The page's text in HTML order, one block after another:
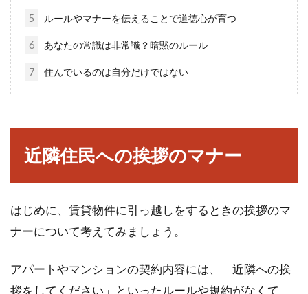
アパートに住んでいると、水漏れトラブルに遭
うケースも珍しくありません。帰宅して部屋が
ー設置はどうすれば良い？
入居者も「ネ...
エアコンでは非効率！部屋の熱気は
5 ルールやマナーを伝えることで道徳心が育つ
6 あなたの常識は非常識？暗黙のルール
7 住んでいるのは自分だけではない
近隣住民への挨拶のマナー
はじめに、賃貸物件に引っ越しをするときの挨拶のマ
ナーについて考えてみましょう。
アパートやマンションの契約内容には、「近隣への挨
拶をしてください」といったルールや規約がなくて